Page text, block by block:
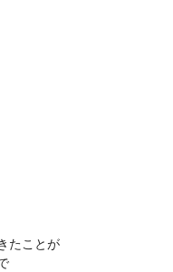
たことが